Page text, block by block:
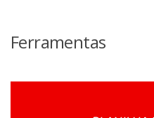
Ferramentas